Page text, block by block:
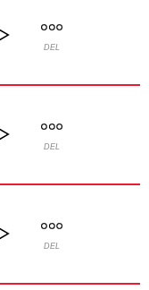
DEL
DEL
DEL